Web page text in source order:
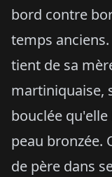
bord contre
temps
tient de sa
martiniquaise,
bouclée
peau bronzée.
de père dans